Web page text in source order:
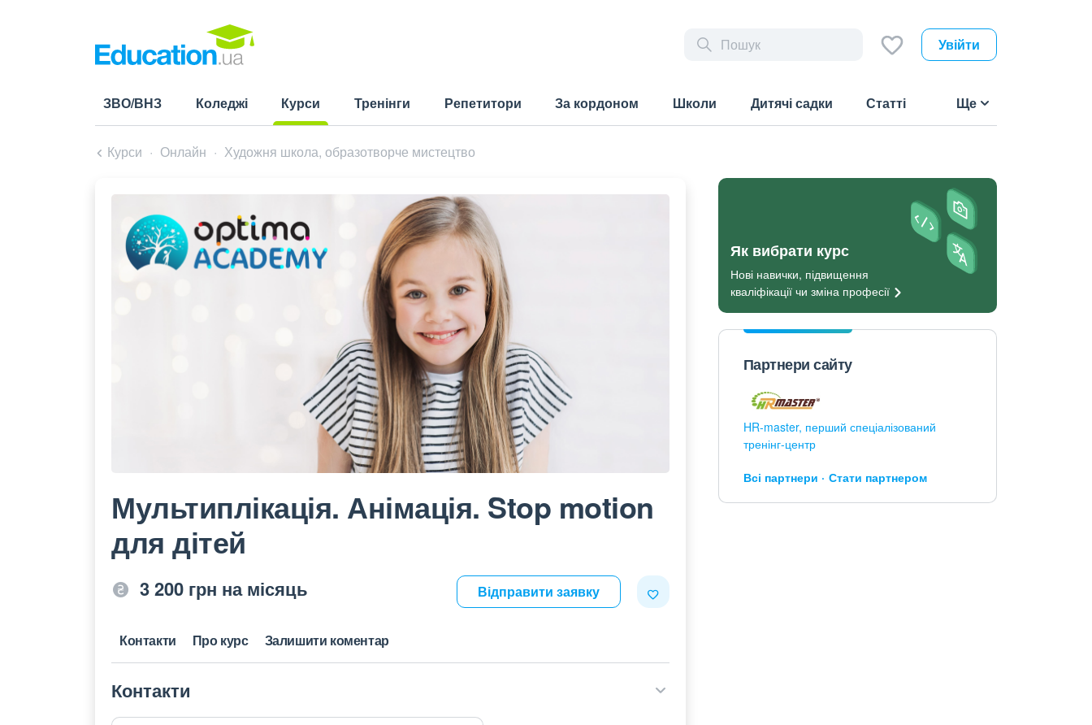
Увійти
ЗВО/ВНЗ Коледжі
Курси
Тренінги Репетитори За кордоном Школи Дитячі садки Статті Ще
Курси Онлайн Художня школа, образотворче мистецтво
Мультиплікація. Анімація. Stop motion
для дітей
3 200 грн на місяць Відправити заявку
Контакти Про курс Залишити коментар
Контакти
Як вибрати курс
Нові навички, підвищення
кваліфікації чи зміна професії
Партнери сайту
HR-master, перший спеціалізований
тренінг-центр
Всі партнери Стати партнером